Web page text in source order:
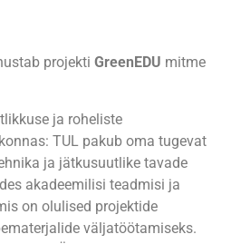
projekti GreenEDU mitme
ja roheliste
TUL pakub oma tugevat
ja jätkusuutlike tavade
akadeemilisi teadmisi ja
on olulised projektide
väljatöötamiseks.